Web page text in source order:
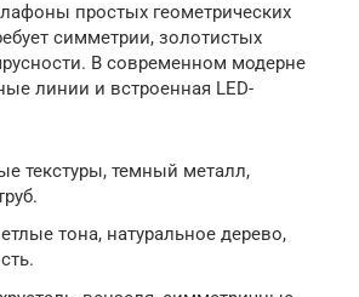
простых геометрических
симметрии, золотистых
В современном модерне
линии и встроенная LED-
текстуры, темный металл,
тона, натуральное дерево,